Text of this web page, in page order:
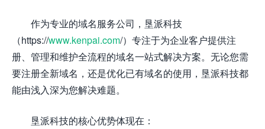
作为专业的域名服务公司，垦派科技
（https://www.kenpai.com/）专注于为企业客户提供注
册、管理和维护全流程的域名一站式解决方案。无论您需
要注册全新域名，还是优化已有域名的使用，垦派科技都
能由浅入深为您解决难题。
垦派科技的核心优势体现在：